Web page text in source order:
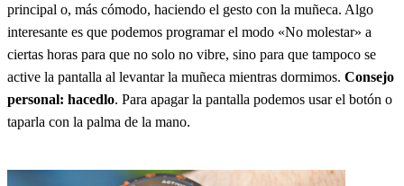
principal o, más cómodo, haciendo el gesto con la muñeca. Algo
interesante es que podemos programar el modo «No molestar» a
ciertas horas para que no solo no vibre, sino para que tampoco se
active la pantalla al levantar la muñeca mientras dormimos. Consejo
personal: hacedlo. Para apagar la pantalla podemos usar el botón o
taparla con la palma de la mano.